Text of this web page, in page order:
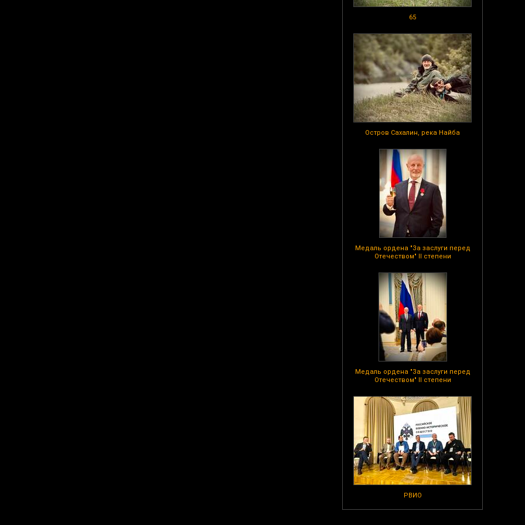
65
Остров Сахалин, река Найба
Медаль ордена "За заслуги перед
Отечеством" II степени
Медаль ордена "За заслуги перед
Отечеством" II степени
РВИО